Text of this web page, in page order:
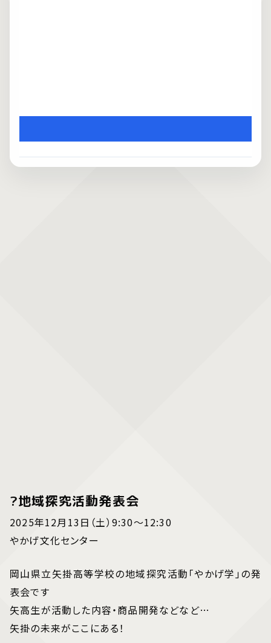
?地域探究活動発表会
2025年12月13日（土）9:30～12:30
やかげ文化センター
岡山県立矢掛高等学校の地域探究活動「やかげ学」の発
表会です
矢高生が活動した内容・商品開発などなど…
矢掛の未来がここにある！